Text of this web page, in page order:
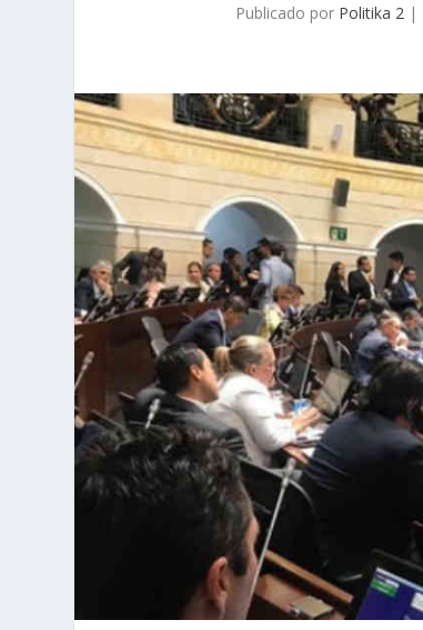
Publicado por Politika 2|